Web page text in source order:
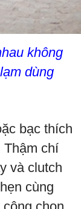
không
dùng
bạc thích
Thậm chí
và clutch
cùng